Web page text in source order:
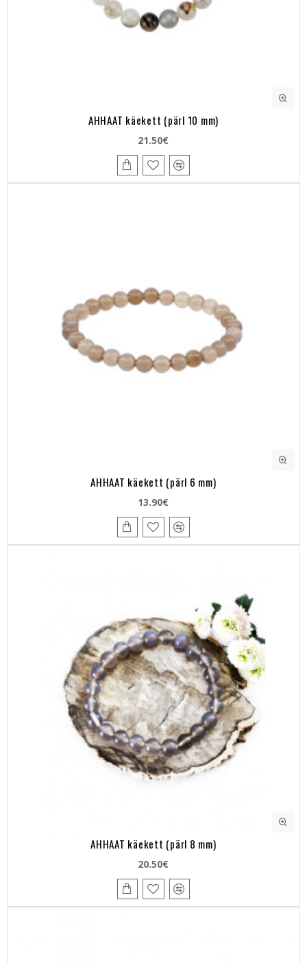
AHHAAT käekett (pärl 10 mm)
21.50€
AHHAAT käekett (pärl 6 mm)
13.90€
AHHAAT käekett (pärl 8 mm)
20.50€